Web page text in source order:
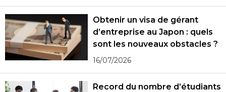
Obtenir un visa de gérant
d’entreprise au Japon : quels
sont les nouveaux obstacles ?
16/07/2026
Record du nombre d’étudiants